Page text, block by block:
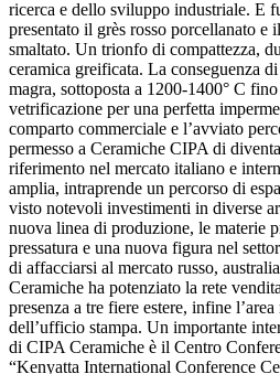
ricerca e dello sviluppo industriale. E
presentato il grès rosso porcellanato e
smaltato. Un trionfo di compattezza,
ceramica greificata. La conseguenza
magra, sottoposta a 1200-1400° C
vetrificazione per una perfetta
comparto commerciale e l’avviato
permesso a Ceramiche CIPA di
riferimento nel mercato italiano e
amplia, intraprende un percorso di
visto notevoli investimenti in diverse
nuova linea di produzione, le materie
pressatura e una nuova figura nel
di affacciarsi al mercato russo,
Ceramiche ha potenziato la rete
presenza a tre fiere estere, infine
dell’ufficio stampa. Un importante
di CIPA Ceramiche è il Centro
“Kenyatta International Conference